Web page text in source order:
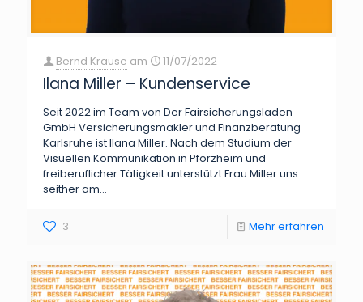
Bernd Krause am 11/07/2022
Ilana Miller – Kundenservice
Seit 2022 im Team von Der Fairsicherungsladen
GmbH Versicherungsmakler und Finanzberatung
Karlsruhe ist Ilana Miller. Nach dem Studium der
Visuellen Kommunikation in Pforzheim und
freiberuflicher Tätigkeit unterstützt Frau Miller uns
seither am...
3 Mehr erfahren